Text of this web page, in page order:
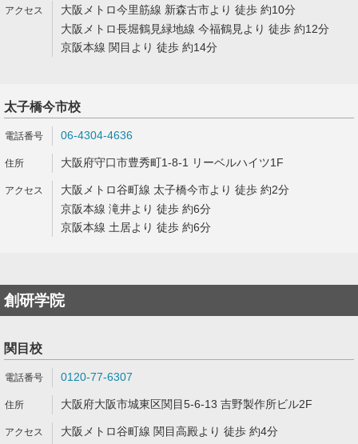
大阪メトロ今里筋線 新森古市より 徒歩 約10分
大阪メトロ長堀鶴見緑地線 今福鶴見より 徒歩 約12分
京阪本線 関目より 徒歩 約14分
太子橋今市校
06-4304-4636
大阪府守口市豊秀町1-8-1 リーベルハイツ1F
大阪メトロ谷町線 太子橋今市より 徒歩 約2分
京阪本線 滝井より 徒歩 約6分
京阪本線 土居より 徒歩 約6分
創研学院
関目校
0120-77-6307
大阪府大阪市城東区関目5-6-13 吉野製作所ビル2F
大阪メトロ谷町線 関目高殿より 徒歩 約4分